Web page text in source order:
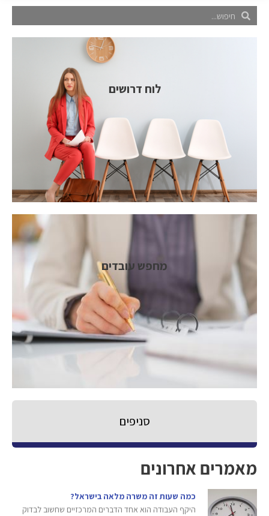
לוח דרושים
מחפש עובדים
סניפים
מאמרים אחרונים
כמה שעות זה משרה מלאה בישראל?
היקף העבודה הוא אחד הדברים המרכזיים שחשוב לבדוק